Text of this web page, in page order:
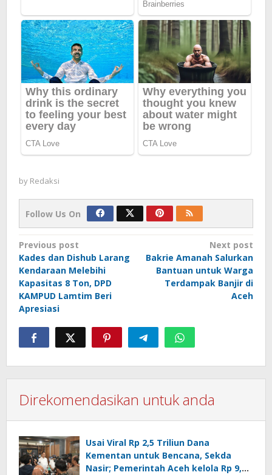
by Redaksi
Follow Us On
Post
navigation
Previous post
Kades dan Dishub Larang
Kendaraan Melebihi
Kapasitas 8 Ton, DPD
KAMPUD Lamtim Beri
Apresiasi
Next post
Bakrie Amanah Salurkan
Bantuan untuk Warga
Terdampak Banjir di
Aceh
Direkomendasikan untuk anda
Usai Viral Rp 2,5 Triliun Dana
Kementan untuk Bencana, Sekda
Nasir; Pemerintah Aceh kelola Rp 9,7